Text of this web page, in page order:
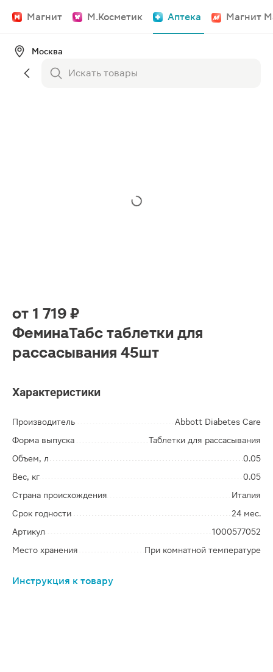
Магнит М.Косметик Аптека Магнит
Москва
от 1 719 ₽
ФеминаТабс таблетки для
рассасывания 45шт
Характеристики
Производитель
Abbott Diabetes Care
Форма выпуска
Таблетки для рассасывания
Объем, л
0.05
Вес, кг
0.05
Страна происхождения
Италия
Срок годности
24 мес.
Артикул
1000577052
Место хранения
При комнатной температуре
Инструкция к товару